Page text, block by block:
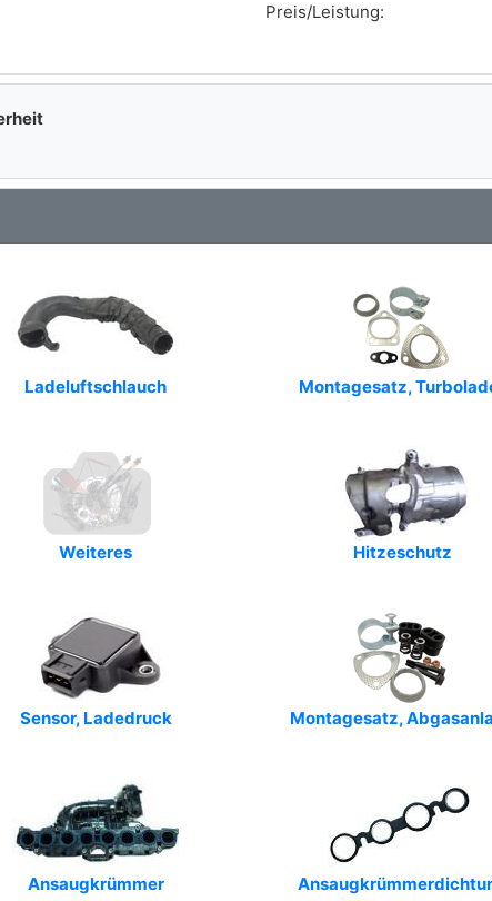
Preis/Leistung:
Ladeluftschlauch Montagesatz,
Weiteres Hitzeschutz
Sensor, Ladedruck Montagesatz,
Ansaugkrümmer